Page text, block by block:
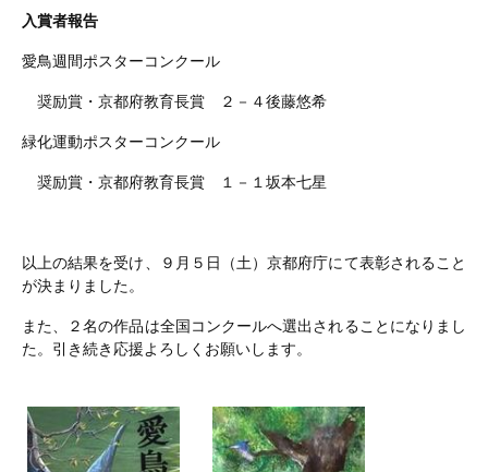
入賞者報告
愛鳥週間ポスターコンクール
奨励賞・京都府教育長賞 ２－４後藤悠希
緑化運動ポスターコンクール
奨励賞・京都府教育長賞 １－１坂本七星
以上の結果を受け、９月５日（土）京都府庁にて表彰されること
が決まりました。
また、２名の作品は全国コンクールへ選出されることになりまし
た。引き続き応援よろしくお願いします。